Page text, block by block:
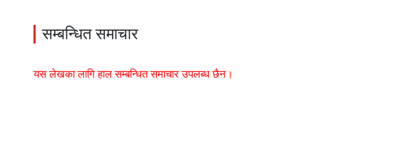
सम्बन्धित समाचार
यस लेखका लागि हाल सम्बन्धित समाचार उपलब्ध छैन।